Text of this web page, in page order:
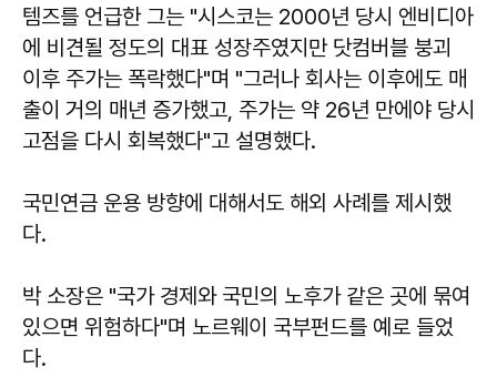
템즈를 언급한 그는 "시스코는 2000년 당시 엔비디아
에 비견될 정도의 대표 성장주였지만 닷컴버블 붕괴
이후 주가는 폭락했다"며 "그러나 회사는 이후에도 매
출이 거의 매년 증가했고, 주가는 약 26년 만에야 당시
고점을 다시 회복했다"고 설명했다.
국민연금 운용 방향에 대해서도 해외 사례를 제시했
다.
박 소장은 "국가 경제와 국민의 노후가 같은 곳에 묶여
있으면 위험하다"며 노르웨이 국부펀드를 예로 들었
다.